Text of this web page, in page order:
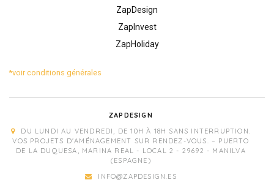
ZapDesign
ZapInvest
ZapHoliday
*voir conditions générales
ZAPDESIGN
DU LUNDI AU VENDREDI, DE 10H À 18H SANS INTERRUPTION.
VOS PROJETS D'AMÉNAGEMENT SUR RENDEZ-VOUS. – PUERTO
DE LA DUQUESA, MARINA REAL - LOCAL 2 - 29692 - MANILVA
(ESPAGNE)
INFO@ZAPDESIGN.ES